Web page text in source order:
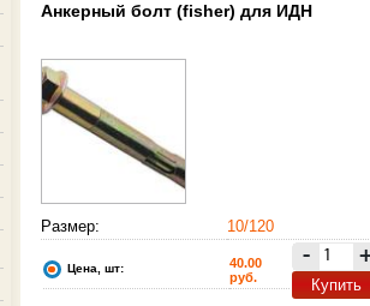
Анкерный болт (fisher) для ИДН
Размер: 10/120
Цена, шт:
40.00
руб.
-
Купить